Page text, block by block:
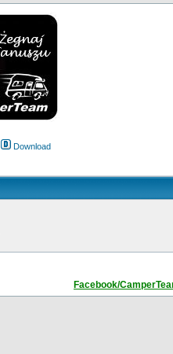
Download
Facebook/CamperTeam